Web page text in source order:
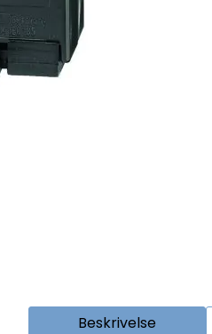
Beskrivelse